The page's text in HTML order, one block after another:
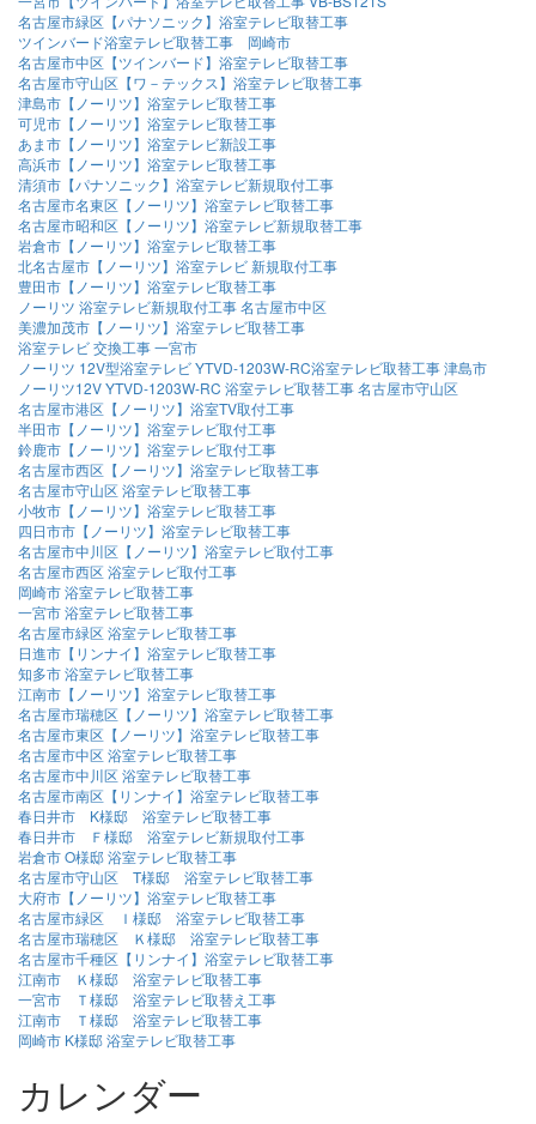
名古屋市緑区【パナソニック】浴室テレビ取替工事
ツインバード浴室テレビ取替工事 岡崎市
名古屋市中区【ツインバード】浴室テレビ取替工事
名古屋市守山区【ワ－テックス】浴室テレビ取替工事
津島市【ノーリツ】浴室テレビ取替工事
可児市【ノーリツ】浴室テレビ取替工事
あま市【ノーリツ】浴室テレビ新設工事
高浜市【ノーリツ】浴室テレビ取替工事
清須市【パナソニック】浴室テレビ新規取付工事
名古屋市名東区【ノーリツ】浴室テレビ取替工事
名古屋市昭和区【ノーリツ】浴室テレビ新規取替工事
岩倉市【ノーリツ】浴室テレビ取替工事
北名古屋市【ノーリツ】浴室テレビ 新規取付工事
豊田市【ノーリツ】浴室テレビ取替工事
ノーリツ 浴室テレビ新規取付工事 名古屋市中区
美濃加茂市【ノーリツ】浴室テレビ取替工事
浴室テレビ 交換工事 一宮市
ノーリツ 12V型浴室テレビ YTVD-1203W-RC浴室テレビ取替工事 津島市
ノーリツ12V YTVD-1203W-RC 浴室テレビ取替工事 名古屋市守山区
名古屋市港区【ノーリツ】浴室TV取付工事
半田市【ノーリツ】浴室テレビ取付工事
鈴鹿市【ノーリツ】浴室テレビ取付工事
名古屋市西区【ノーリツ】浴室テレビ取替工事
名古屋市守山区 浴室テレビ取替工事
小牧市【ノーリツ】浴室テレビ取替工事
四日市市【ノーリツ】浴室テレビ取替工事
名古屋市中川区【ノーリツ】浴室テレビ取付工事
名古屋市西区 浴室テレビ取付工事
岡崎市 浴室テレビ取替工事
一宮市 浴室テレビ取替工事
名古屋市緑区 浴室テレビ取替工事
日進市【リンナイ】浴室テレビ取替工事
知多市 浴室テレビ取替工事
江南市【ノーリツ】浴室テレビ取替工事
名古屋市瑞穂区【ノーリツ】浴室テレビ取替工事
名古屋市東区【ノーリツ】浴室テレビ取替工事
名古屋市中区 浴室テレビ取替工事
名古屋市中川区 浴室テレビ取替工事
名古屋市南区【リンナイ】浴室テレビ取替工事
春日井市 K様邸 浴室テレビ取替工事
春日井市 Ｆ様邸 浴室テレビ新規取付工事
岩倉市 O様邸 浴室テレビ取替工事
名古屋市守山区 T様邸 浴室テレビ取替工事
大府市【ノーリツ】浴室テレビ取替工事
名古屋市緑区 Ｉ様邸 浴室テレビ取替工事
名古屋市瑞穂区 Ｋ様邸 浴室テレビ取替工事
名古屋市千種区【リンナイ】浴室テレビ取替工事
江南市 Ｋ様邸 浴室テレビ取替工事
一宮市 Ｔ様邸 浴室テレビ取替え工事
江南市 Ｔ様邸 浴室テレビ取替工事
岡崎市 K様邸 浴室テレビ取替工事
カレンダー